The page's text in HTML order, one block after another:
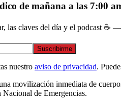
de mañana a las 7:00
las claves del día y el podcast ☕
Suscribirme
nuestro aviso de privacidad.
movilización inmediata de
de Emergencias.